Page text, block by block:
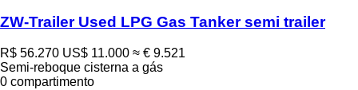
ZW-Trailer Used LPG Gas Tanker semi trailer
R$ 56.270 US$ 11.000 ≈ € 9.521
Semi-reboque cisterna a gás
0 compartimento